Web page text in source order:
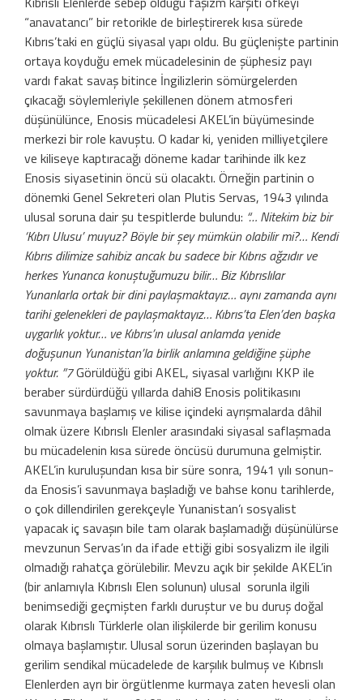
“anavatancı” bir retorikle de birleştirerek kısa sürede
Kıbrıs’taki en güçlü siyasal yapı oldu. Bu güçlenişte partinin
ortaya koyduğu emek mücadelesinin de şüphesiz payı
vardı fakat savaş bitince İngilizlerin sömürgelerden
çıkacağı söylemleriyle şekillenen dönem atmosferi
düşünülünce, Enosis mücadele­si AKEL’in büyümesinde
merkezi bir role kavuştu. O kadar ki, yeniden milliyetçile­re
ve kiliseye kaptıracağı döneme kadar tarihinde ilk kez
Enosis siyasetinin öncü­ sü olacaktı. Örneğin partinin o
dönemki Genel Sekreteri olan Plutis Servas, 1943 yılında
ulusal soruna dair şu tespitlerde bulundu: “… Nitekim biz bir
‘Kıbrı Ulusu’ muyuz? Böyle bir şey mümkün olabilir mi?… Kendi
Kıbrıs dilimize sahibiz ancak bu sadece bir Kıbrıs ağzıdır ve
herkes Yunanca konuştu­ğumuzu bilir… Biz Kıbrıslılar
Yunanlarla or­tak bir dini paylaşmaktayız… aynı zamanda aynı
tarihi gelenekleri de paylaşmaktayız… Kıbrıs’ta Elen’den başka
uygarlık yoktur… ve Kıbrıs’ın ulusal anlamda yenide
doğuşunun Yunanistan’la birlik anlamına geldiğine şüp­he
yoktur. ”7Görüldüğü gibi AKEL, siyasal varlığını KKP ile
bera­ber sürdürdüğü yıllarda dahi8 Enosis politikasını
savunmaya başlamış ve kilise içindeki ayrışma­larda dâhil
olmak üzere Kıbrıslı Elenler arasın­daki siyasal saflaşmada
bu mücadelenin kısa sü­rede öncüsü durumuna gelmiştir.
AKEL’in kuru­luşundan kısa bir süre sonra, 1941 yılı sonun­
da Enosis’i savunmaya başladığı ve bahse konu tarihlerde,
o çok dillendirilen gerekçeyle Yunanistan’ı sosyalist
yapacak iç savaşın bile tam olarak başlamadığı düşünülür­se
mevzunun Servas’ın da ifade ettiği gibi sosyalizm ile ilgili
olmadığı rahatça görü­lebilir. Mevzu açık bir şekilde AKEL’in
(bir anlamıyla Kıbrıslı Elen solunun) ulusal sorunla ilgili
benimsediği geçmişten farklı duruştur ve bu duruş doğal
olarak Kıbrıslı Türklerle olan ilişkilerde bir gerilim konu­su
olmaya başlamıştır. Ulusal sorun üze­rinden başlayan bu
gerilim sendikal müca­delede de karşılık bulmuş ve Kıbrıslı
Elen­lerden ayrı bir örgütlenme kurmaya zaten hevesli olan